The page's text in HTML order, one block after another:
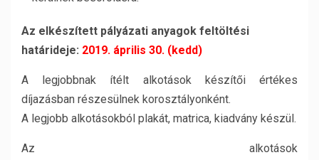
Az elkészített pályázati anyagok feltöltési
határideje: 2019. április 30. (kedd)
A legjobbnak ítélt alkotások készítői értékes
díjazásban részesülnek korosztályonként.
A legjobb alkotásokból plakát, matrica, kiadvány készül.
Az alkotások